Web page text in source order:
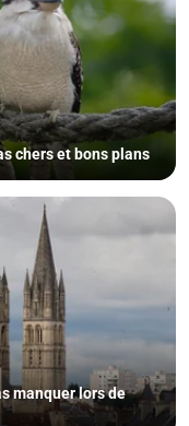
chers et bons plans
manquer lors de